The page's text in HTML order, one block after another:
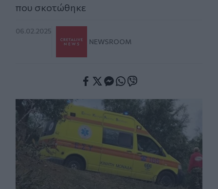
που σκοτώθηκε
06.02.2025
NEWSROOM